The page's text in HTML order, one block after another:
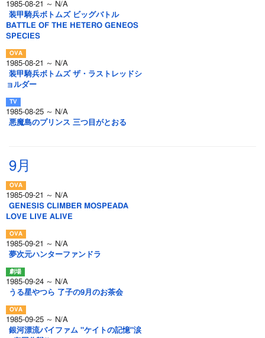
1985-08-21 ～ N/A
装甲騎兵ボトムズ ビッグバトル
BATTLE OF THE HETERO GENEOS
SPECIES
1985-08-21 ～ N/A
装甲騎兵ボトムズ ザ・ラストレッドシ
ョルダー
1985-08-25 ～ N/A
悪魔島のプリンス 三つ目がとおる
9月
1985-09-21 ～ N/A
GENESIS CLIMBER MOSPEADA
LOVE LIVE ALIVE
1985-09-21 ～ N/A
夢次元ハンターファンドラ
1985-09-24 ～ N/A
うる星やつら 了子の9月のお茶会
1985-09-25 ～ N/A
銀河漂流バイファム "ケイトの記憶"涙